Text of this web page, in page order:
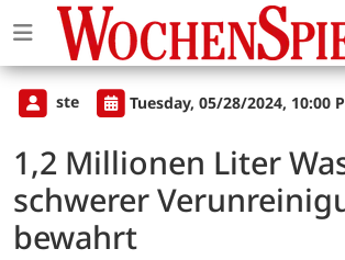
ste Tuesday, 05/28/2024, 10:00
1,2 Millionen Liter
schwerer
bewahrt